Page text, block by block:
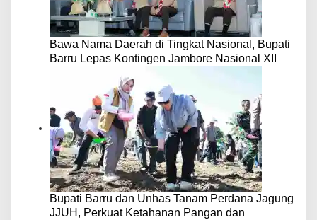
Bawa Nama Daerah di Tingkat Nasional, Bupati
Barru Lepas Kontingen Jambore Nasional XII
Bupati Barru dan Unhas Tanam Perdana Jagung
JJUH, Perkuat Ketahanan Pangan dan